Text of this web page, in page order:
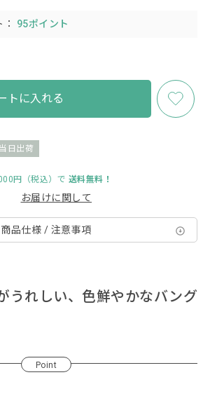
95ポイント
トに入れる
日出荷
円（税込）で 送料無料！
お届けに関して
商品仕様 / 注意事項
うれしい、色鮮やかなバング
Point